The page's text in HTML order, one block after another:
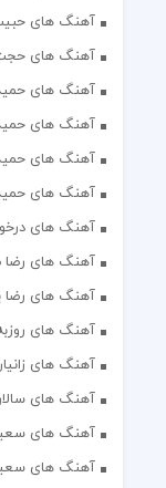
آهنگ های
آهنگ های
آهنگ های
آهنگ های
آهنگ های
آهنگ های
آهنگ های
آهنگ های رضا
آهنگ های رضا
آهنگ های
آهنگ های
آهنگ های
آهنگ های
آهنگ های